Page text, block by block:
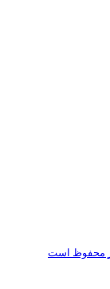
محفوظ است